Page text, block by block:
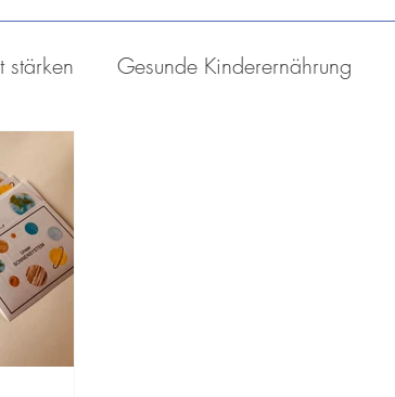
stärken Gesunde Kinderernährung